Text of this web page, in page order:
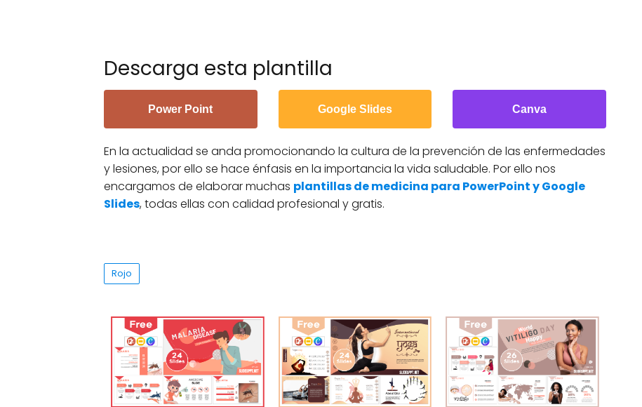
Descarga esta plantilla
Power Point Google Slides Canva
En la actualidad se anda promocionando la cultura de la prevención de las enfermedades
y lesiones, por ello se hace énfasis en la importancia la vida saludable. Por ello nos
encargamos de elaborar muchas plantillas de medicina para PowerPoint y Google
Slides, todas ellas con calidad profesional y gratis.
Rojo